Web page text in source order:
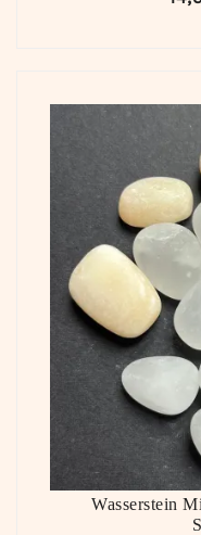
Wasserstein